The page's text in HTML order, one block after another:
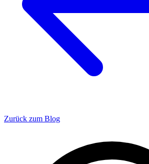
Zurück zum Blog